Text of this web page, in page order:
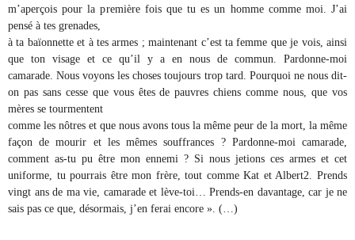
m’aperçois pour la première fois que tu es un homme comme moi. J’ai
pensé à tes grenades,
à ta baïonnette et à tes armes ; maintenant c’est ta femme que je vois, ainsi
que ton visage et ce qu’il y a en nous de commun. Pardonne-moi
camarade. Nous voyons les choses toujours trop tard. Pourquoi ne nous dit-
on pas sans cesse que vous êtes de pauvres chiens comme nous, que vos
mères se tourmentent
comme les nôtres et que nous avons tous la même peur de la mort, la même
façon de mourir et les mêmes souffrances ? Pardonne-moi camarade,
comment as-tu pu être mon ennemi ? Si nous jetions ces armes et cet
uniforme, tu pourrais être mon frère, tout comme Kat et Albert2. Prends
vingt ans de ma vie, camarade et lève-toi… Prends-en davantage, car je ne
sais pas ce que, désormais, j’en ferai encore ». (…)